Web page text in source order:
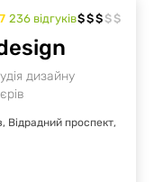
236 відгуків$$$ $ $
дизайну
Відрадний проспект,